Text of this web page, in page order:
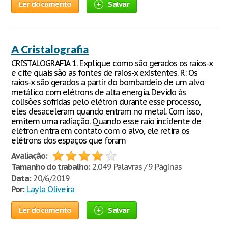
Ler documento Salvar
A Cristalografia
CRISTALOGRAFIA 1. Explique como são gerados os raios-x
e cite quais são as fontes de raios-x existentes. R: Os
raios-x são gerados a partir do bombardeio de um alvo
metálico com elétrons de alta energia. Devido às
colisões sofridas pelo elétron durante esse processo,
eles desaceleram quando entram no metal. Com isso,
emitem uma radiação. Quando esse raio incidente de
elétron entra em contato com o alvo, ele retira os
elétrons dos espaços que foram
Avaliação:
Tamanho do trabalho:2.049 Palavras / 9 Páginas
Data:20/6/2019
Por: Layla Oliveira
Ler documento Salvar